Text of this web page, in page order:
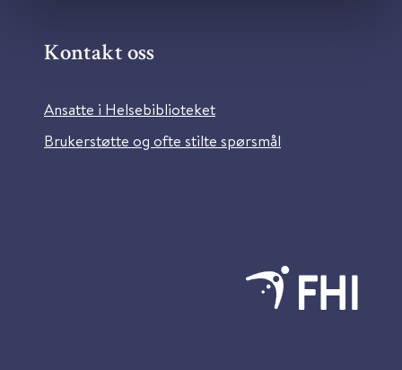
Kontakt oss
Ansatte i Helsebiblioteket
Brukerstøtte og ofte stilte spørsmål